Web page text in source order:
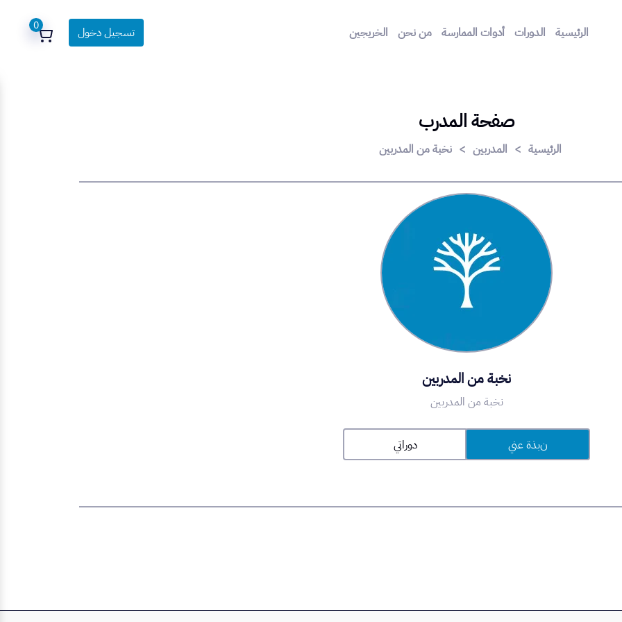
الرئيسية الدورات أدوات الممارسة من نحن الخريجين تسجيل دخول 0
صفحة المدرب
الرئيسية > المدربين > نخبة من المدربين
نخبة من المدربين
نخبة من المدربين
نبذة عني دوراتي